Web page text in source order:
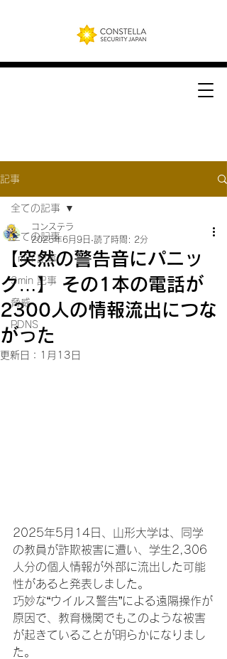
記事
全ての記事
1min 記事
3min 記事
脅威
PDNS
全ての記事
【突然の警告音にパニッ
ク…】 その1本の電話が
2300人の情報流出につな
がった
コンステラ
2025年6月9日 読了時間: 2分
更新日： 1月13日
2025年5月14日、山形大学は、同学
の教員が詐欺被害に遭い、学生2,306
人分の個人情報が外部に流出した可能
性があると発表しました。
巧妙な“ウイルス警告”による遠隔操作が
原因で、教育機関でもこのような被害
が起きていることが明らかになりまし
た。